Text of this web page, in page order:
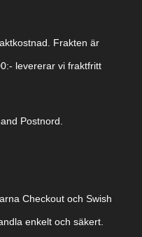
Frakten är
levererar vi fraktfritt
Postnord.
Checkout och Swish
enkelt och säkert.